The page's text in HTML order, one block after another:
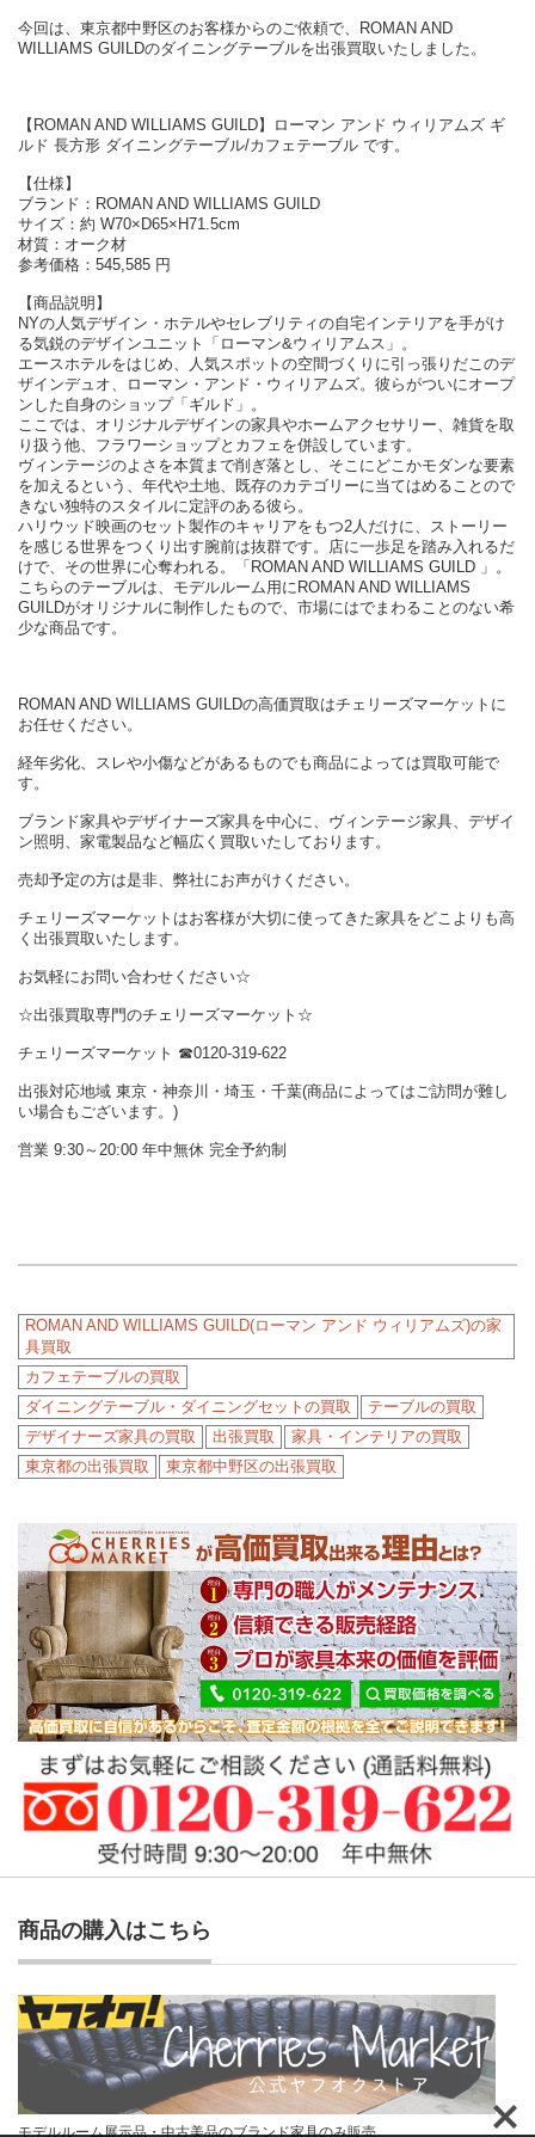
今回は、東京都中野区のお客様からのご依頼で、ROMAN AND
WILLIAMS GUILDのダイニングテーブルを出張買取いたしました。
【ROMAN AND WILLIAMS GUILD】ローマン アンド ウィリアムズ ギ
ルド 長方形 ダイニングテーブル/カフェテーブル です。
【仕様】
ブランド：ROMAN AND WILLIAMS GUILD
サイズ：約 W70×D65×H71.5cm
材質：オーク材
参考価格：545,585 円
【商品説明】
NYの人気デザイン・ホテルやセレブリティの自宅インテリアを手がけ
る気鋭のデザインユニット「ローマン&ウィリアムス」。
エースホテルをはじめ、人気スポットの空間づくりに引っ張りだこのデ
ザインデュオ、ローマン・アンド・ウィリアムズ。彼らがついにオープ
ンした自身のショップ「ギルド」。
ここでは、オリジナルデザインの家具やホームアクセサリー、雑貨を取
り扱う他、フラワーショップとカフェを併設しています。
ヴィンテージのよさを本質まで削ぎ落とし、そこにどこかモダンな要素
を加えるという、年代や土地、既存のカテゴリーに当てはめることので
きない独特のスタイルに定評のある彼ら。
ハリウッド映画のセット製作のキャリアをもつ2人だけに、ストーリー
を感じる世界をつくり出す腕前は抜群です。店に一歩足を踏み入れるだ
けで、その世界に心奪われる。「ROMAN AND WILLIAMS GUILD 」。
こちらのテーブルは、モデルルーム用にROMAN AND WILLIAMS
GUILDがオリジナルに制作したもので、市場にはでまわることのない希
少な商品です。
ROMAN AND WILLIAMS GUILDの高価買取はチェリーズマーケットに
お任せください。
経年劣化、スレや小傷などがあるものでも商品によっては買取可能で
す。
ブランド家具やデザイナーズ家具を中心に、ヴィンテージ家具、デザイ
ン照明、家電製品など幅広く買取いたしております。
売却予定の方は是非、弊社にお声がけください。
チェリーズマーケットはお客様が大切に使ってきた家具をどこよりも高
く出張買取いたします。
お気軽にお問い合わせください☆
☆出張買取専門のチェリーズマーケット☆
チェリーズマーケット ☎︎0120-319-622
出張対応地域 東京・神奈川・埼玉・千葉(商品によってはご訪問が難し
い場合もございます。)
営業 9:30～20:00 年中無休 完全予約制
ROMAN AND WILLIAMS GUILD(ローマン アンド ウィリアムズ)の家
具買取
カフェテーブルの買取
ダイニングテーブル・ダイニングセットの買取
テーブルの買取
デザイナーズ家具の買取
出張買取
家具・インテリアの買取
東京都の出張買取
東京都中野区の出張買取
商品の購入はこちら
モデルルーム展示品・中古美品のブランド家具のみ販売